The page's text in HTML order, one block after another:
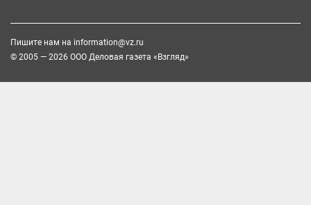
Пишите нам на information@vz.ru
© 2005 — 2026 ООО Деловая газета «Взгляд»